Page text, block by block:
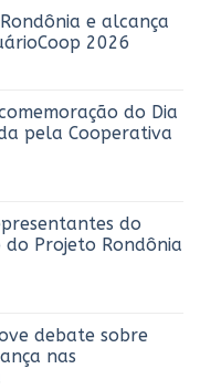
e alcança
2026
do Dia
pela Cooperativa
do
Projeto Rondônia
debate sobre
nas